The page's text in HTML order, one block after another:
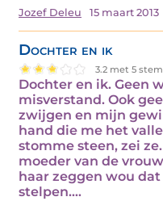
Jozef Deleu 15 maart 2013
Dochter en ik
3.2 met 5
Dochter en ik. Geen
misverstand. Ook
zwijgen en mijn
hand die me het
stomme steen, zei
moeder van de
haar zeggen wou
stelpen.…